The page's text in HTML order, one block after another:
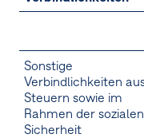
Sonstige
Verbindlichkeiten
Steuern sowie im
Rahmen der sozialen
Sicherheit